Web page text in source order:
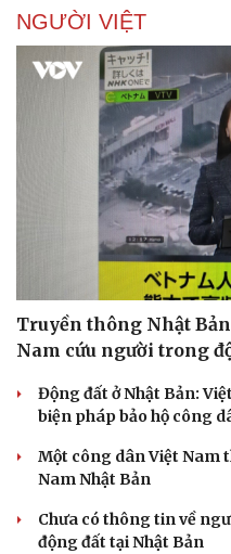
NGƯỜI VIỆT
Truyền thông Nhật
Nam cứu người trong
Động đất ở Nhật Bản:
biện pháp bảo hộ công
Một công dân Việt Nam
Nam Nhật Bản
Chưa có thông tin về
động đất tại Nhật Bản